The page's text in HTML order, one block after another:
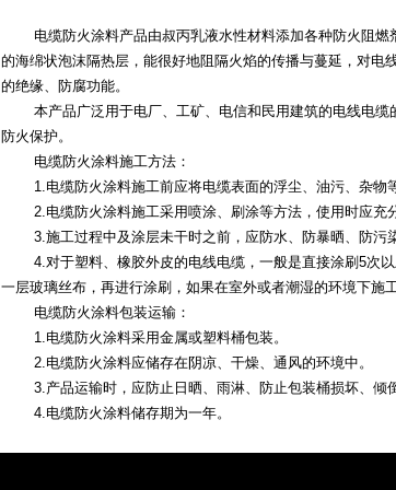
电缆防火涂料产品由叔丙乳液水性材料添加各种防火阻燃
的海绵状泡沫隔热层，能很好地阻隔火焰的传播与蔓延，对
的绝缘、防腐功能。
本产品广泛用于电厂、工矿、电信和民用建筑的电线电缆
防火保护。
电缆防火涂料施工方法：
1.电缆防火涂料施工前应将电缆表面的浮尘、油污、杂物等
2.电缆防火涂料施工采用喷涂、刷涂等方法，使用时应充分
3.施工过程中及涂层未干时之前，应防水、防暴晒、防污染
4.对于塑料、橡胶外皮的电线电缆，一般是直接涂刷5次以
一层玻璃丝布，再进行涂刷，如果在室外或者潮湿的环境下施
电缆防火涂料包装运输：
1.电缆防火涂料采用金属或塑料桶包装。
2.电缆防火涂料应储存在阴凉、干燥、通风的环境中。
3.产品运输时，应防止日晒、雨淋、防止包装桶损坏、倾倒
4.电缆防火涂料储存期为一年。